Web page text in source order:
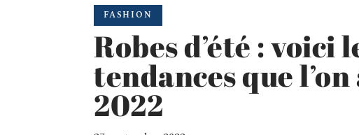
FASHION
Robes d’été : voici
tendances que
2022